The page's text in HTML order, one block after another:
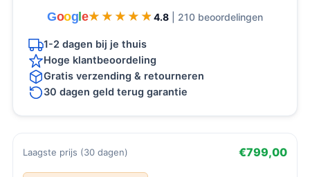
Goog e★★★★★
★★★★★ 4.8 | 210 beoordelingen
1-2 dagen bij je thuis
Hoge klantbeoordeling
Gratis verzending & retourneren
30 dagen geld terug garantie
Laagste prijs (30 dagen) €799,00